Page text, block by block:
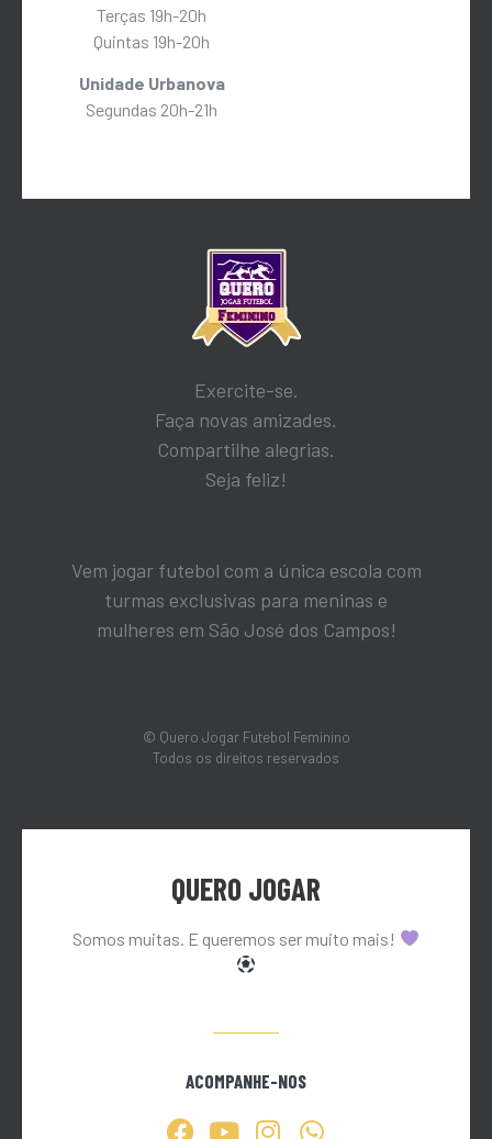
Terças 19h-20h
Quintas 19h-20h
Unidade Urbanova
Segundas 20h-21h
Exercite-se.
Faça novas amizades.
Compartilhe alegrias.
Seja feliz!
Vem jogar futebol com a única escola com
turmas exclusivas para meninas e
mulheres em São José dos Campos!
© Quero Jogar Futebol Feminino
Todos os direitos reservados
QUERO JOGAR
Somos muitas. E queremos ser muito mais!
ACOMPANHE-NOS